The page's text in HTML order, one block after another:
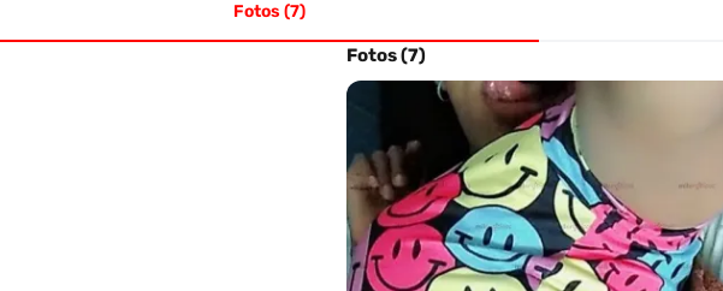
Sin perfil verificado
Sin evaluación reciente
No tiene evaluaciones en los últimos 30 días
Sin tasa alta de recomendación
No alcanza el 70% de recomendación entre clientes
Fotos (7)
Fotos (7)